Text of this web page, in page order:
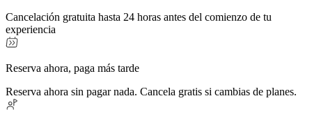
Cancelación gratuita hasta 24 horas antes del comienzo de tu
experiencia
Reserva ahora, paga más tarde
Reserva ahora sin pagar nada. Cancela gratis si cambias de planes.